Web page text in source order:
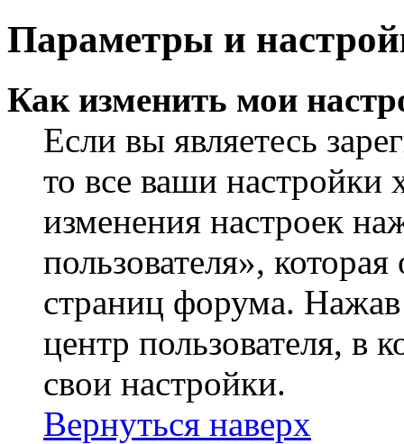
Параметры и
Как изменить мои
Если вы являетесь
то все ваши настройки
изменения настроек
пользователя»,
страниц форума.
центр пользователя, в
свои настройки.
Вернуться наверх